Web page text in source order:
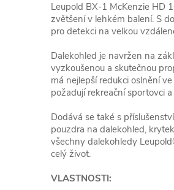
Leupold BX-1 McKenzie HD
zvětšení v lehkém balení. S
pro detekci na velkou
Dalekohled je navržen na
vyzkoušenou a skutečnou
má nejlepší redukci oslnění
požadují rekreační sportovci
Dodává se také s
pouzdra na dalekohled,
všechny dalekohledy
celý život.
VLASTNOSTI: